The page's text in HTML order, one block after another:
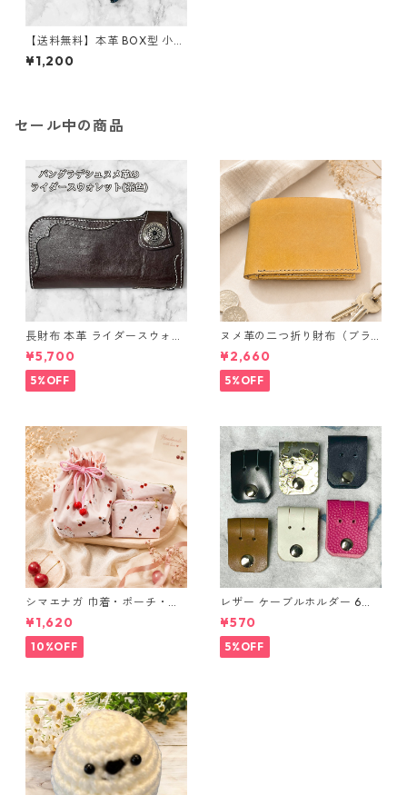
【送料無料】本革 BOX型 小銭
入れ コインケース 染色可 名入
れ可 ヌメ革 バングラディシュ
誕生日 父の日
¥1,200
セール中の商品
長財布 本革 ライダースウォレ
ット 国産 ヌメ革 ブラウン バ
ングラデシュ l175 レザー 革財
布 ハンドメイド 経年変化
¥5,700
5%OFF
ヌメ革の二つ折り財布（ブラ
ウン系）
¥2,660
5%OFF
シマエナガ 巾着・ポーチ・ミ
ニポーチ(カード収納にも) ３
点セット さくらんぼ柄×淡いピ
ンク
¥1,620
10%OFF
レザー ケーブルホルダー 6個
セット
¥570
5%OFF